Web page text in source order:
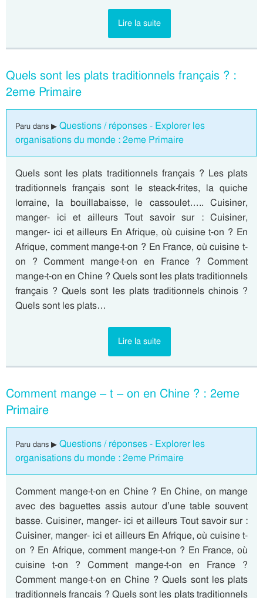
Lire la suite
Quels sont les plats traditionnels français ? :
2eme Primaire
Paru dans ▶ Questions / réponses - Explorer les
organisations du monde : 2eme Primaire
Quels sont les plats traditionnels français ? Les plats
traditionnels français sont le steack-frites, la quiche
lorraine, la bouillabaisse, le cassoulet….. Cuisiner,
manger- ici et ailleurs Tout savoir sur : Cuisiner,
manger- ici et ailleurs En Afrique, où cuisine t-on ? En
Afrique, comment mange-t-on ? En France, où cuisine t-
on ? Comment mange-t-on en France ? Comment
mange-t-on en Chine ? Quels sont les plats traditionnels
français ? Quels sont les plats traditionnels chinois ?
Quels sont les plats…
Lire la suite
Comment mange – t – on en Chine ? : 2eme
Primaire
Paru dans ▶ Questions / réponses - Explorer les
organisations du monde : 2eme Primaire
Comment mange-t-on en Chine ? En Chine, on mange
avec des baguettes assis autour d’une table souvent
basse. Cuisiner, manger- ici et ailleurs Tout savoir sur :
Cuisiner, manger- ici et ailleurs En Afrique, où cuisine t-
on ? En Afrique, comment mange-t-on ? En France, où
cuisine t-on ? Comment mange-t-on en France ?
Comment mange-t-on en Chine ? Quels sont les plats
traditionnels français ? Quels sont les plats traditionnels